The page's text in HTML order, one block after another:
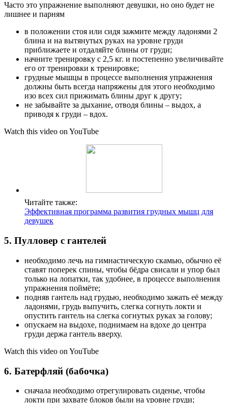
Часто это упражнение выполняют девушки, но оно будет не
лишнее и парням
в положении стоя или сидя зажмите между ладонями 2
блина и на вытянутых руках на уровне груди
приближаете и отдаляйте блины от груди;
начните тренировку с 2,5 кг. и постепенно увеличивайте
его от тренировки к тренировке;
грудные мышцы в процессе выполнения упражнения
должны быть всегда напряжены для этого необходимо
изо всех сил прижимать блины друг к другу;
не забывайте за дыхание, отводя блины – выдох, а
приводя к груди – вдох.
Watch this video on YouTube
Читайте также:
Эффективная программа развития грудных мышц для
девушек
5. Пулловер с гантелей
необходимо лечь на гимнастическую скамью, обычно её
ставят поперек спины, чтобы бёдра свисали и упор был
только на лопатки, так удобнее, в процессе выполнения
упражнения поймёте;
подняв гантель над грудью, необходимо зажать её между
ладонями, грудь выпучить, слегка согнуть локти и
опустить гантель на слегка согнутых руках за голову;
опускаем на выдохе, поднимаем на вдохе до центра
груди держа гантель вверху.
Watch this video on YouTube
6. Батерфляй (бабочка)
сначала необходимо отрегулировать сиденье, чтобы
локти при захвате блоков были на уровне груди;